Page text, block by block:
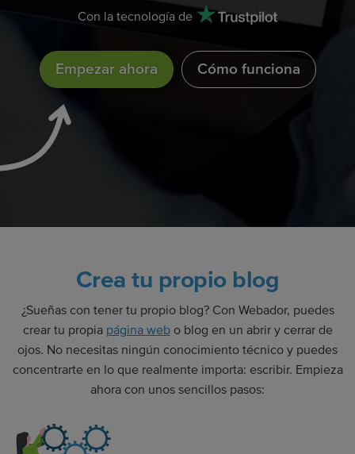
Con la tecnología de
Empezar ahora Cómo funciona
Crea tu propio blog
¿Sueñas con tener tu propio blog? Con Webador, puedes
crear tu propia página webo blog en un abrir y cerrar de
ojos. No necesitas ningún conocimiento técnico y puedes
concentrarte en lo que realmente importa: escribir. Empieza
ahora con unos sencillos pasos: